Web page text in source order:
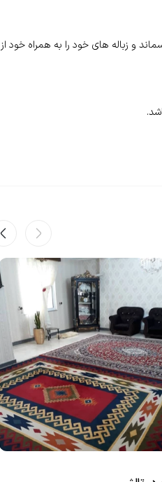
و زباله های خود را به همراه خود از